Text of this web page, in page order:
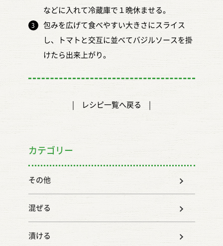
などに入れて冷蔵庫で１晩休ませる。
包みを広げて食べやすい大きさにスライス
し、トマトと交互に並べてバジルソースを掛
けたら出来上がり。
レシピ一覧へ戻る
カテゴリー
その他
混ぜる
漬ける